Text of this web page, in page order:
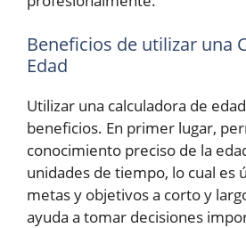
Beneficios de utilizar una
Edad
Utilizar una calculadora de
beneficios. En primer lugar,
conocimiento preciso de la
unidades de tiempo, lo cual es
metas y objetivos a corto y
ayuda a tomar decisiones